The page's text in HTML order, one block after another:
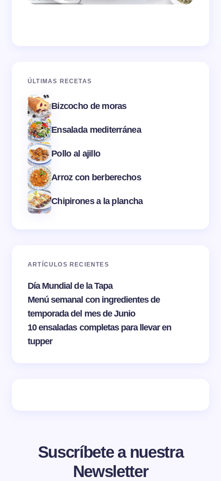
ÚLTIMAS RECETAS
Bizcocho de moras
Ensalada mediterránea
Pollo al ajillo
Arroz con berberechos
Chipirones a la plancha
ARTÍCULOS RECIENTES
Día Mundial de la Tapa
Menú semanal con ingredientes de
temporada del mes de Junio
10 ensaladas completas para llevar en
tupper
Suscríbete a nuestra
Newsletter